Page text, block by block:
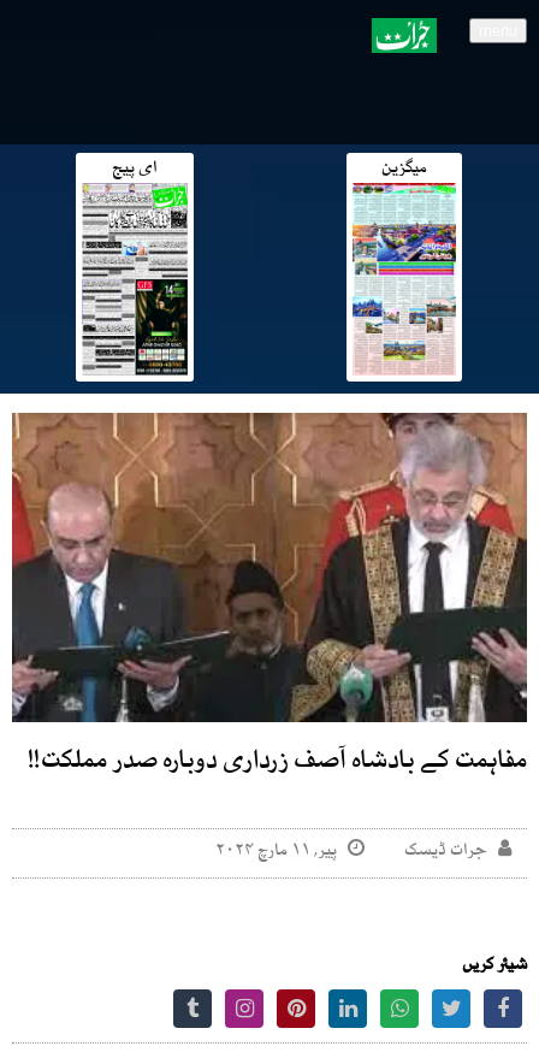
میگزین ای پیج
مفاہمت کے بادشاہ آصف زرداری دوبارہ صدر مملکت!!
جرات ڈیسک پیر, ۱۱ مارچ ۲۰۲۴
شیئر کریں